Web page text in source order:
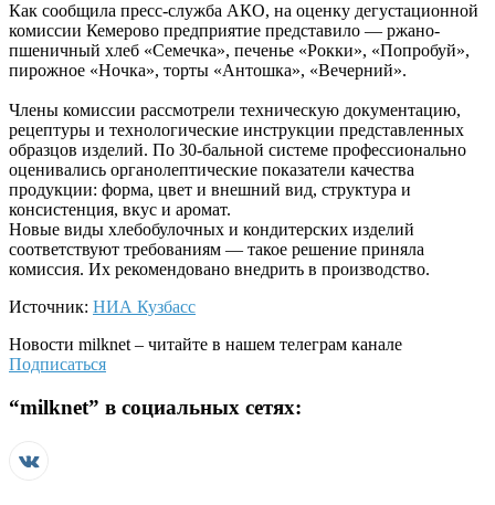
Как сообщила пресс-служба АКО, на оценку дегустационной
комиссии Кемерово предприятие представило — ржано-
пшеничный хлеб «Семечка», печенье «Рокки», «Попробуй»,
пирожное «Ночка», торты «Антошка», «Вечерний».
Члены комиссии рассмотрели техническую документацию,
рецептуры и технологические инструкции представленных
образцов изделий. По 30-бальной системе профессионально
оценивались органолептические показатели качества
продукции: форма, цвет и внешний вид, структура и
консистенция, вкус и аромат.
Новые виды хлебобулочных и кондитерских изделий
соответствуют требованиям — такое решение приняла
комиссия. Их рекомендовано внедрить в производство.
Источник: НИА Кузбасс
Новости milknet – читайте в нашем телеграм канале
Подписаться
“milknet” в социальных сетях: